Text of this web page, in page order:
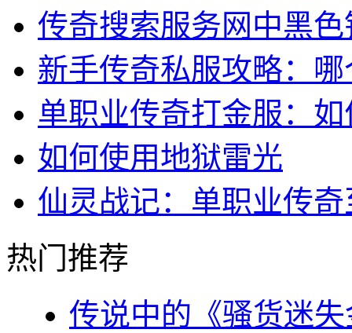
传奇搜索服务网中黑
新手传奇私服攻略：
单职业传奇打金服：
如何使用地狱雷光
仙灵战记：单职业传
热门推荐
传说中的《骚货迷